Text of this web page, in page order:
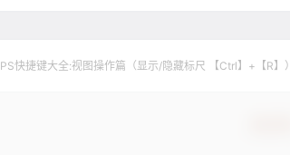
PS快捷键大全:视图操作篇（显示/隐藏标尺 【Ctrl】+【R】）